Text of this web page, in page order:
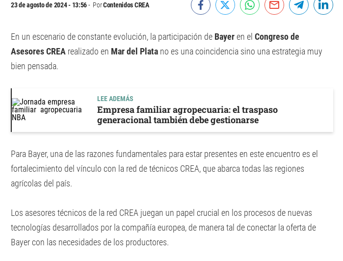
23 de agosto de 2024 - 13:56 PorContenidos CREA
En un escenario de constante evolución, la participación de Bayeren el Congreso de
Asesores CREA realizado en Mar del Plata no es una coincidencia sino una estrategia muy
bien pensada.
LEE ADEMÁS
Empresa familiar agropecuaria: el traspaso
generacional también debe gestionarse
Para Bayer, una de las razones fundamentales para estar presentes en este encuentro es el
fortalecimiento del vínculo con la red de técnicos CREA, que abarca todas las regiones
agrícolas del país.
Los asesores técnicos de la red CREA juegan un papel crucial en los procesos de nuevas
tecnologías desarrollados por la compañía europea, de manera tal de conectar la oferta de
Bayer con las necesidades de los productores.